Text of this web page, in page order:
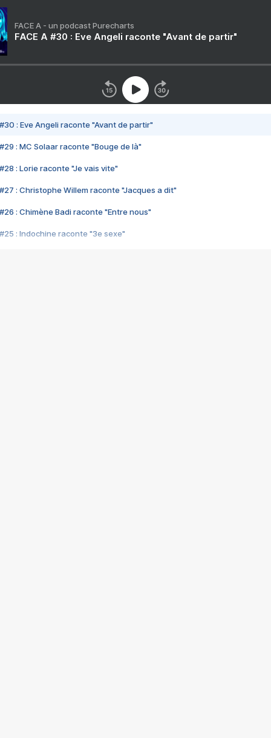
FACE A - un podcast Purecharts
FACE A #30 : Eve Angeli raconte "Avant de partir"
#30 : Eve Angeli raconte "Avant de partir"
#29 : MC Solaar raconte "Bouge de là"
#28 : Lorie raconte "Je vais vite"
#27 : Christophe Willem raconte "Jacques a dit"
#26 : Chimène Badi raconte "Entre nous"
#25 : Indochine raconte "3e sexe"